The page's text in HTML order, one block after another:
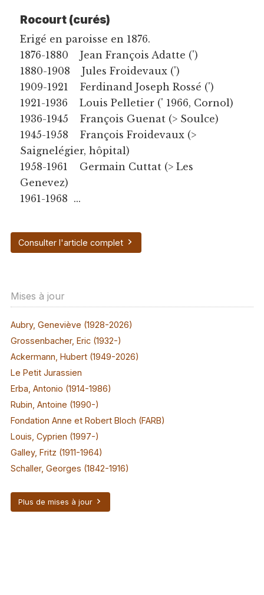
Rocourt (curés)
Erigé en paroisse en 1876.
1876-1880 Jean François Adatte (')
1880-1908 Jules Froidevaux (')
1909-1921 Ferdinand Joseph Rossé (')
1921-1936 Louis Pelletier (' 1966, Cornol)
1936-1945 François Guenat (> Soulce)
1945-1958 François Froidevaux (>
Saignelégier, hôpital)
1958-1961 Germain Cuttat (> Les
Genevez)
1961-1968 ...
Consulter l'article complet
Mises à jour
Aubry, Geneviève (1928-2026)
Grossenbacher, Eric (1932-)
Ackermann, Hubert (1949-2026)
Le Petit Jurassien
Erba, Antonio (1914-1986)
Rubin, Antoine (1990-)
Fondation Anne et Robert Bloch (FARB)
Louis, Cyprien (1997-)
Galley, Fritz (1911-1964)
Schaller, Georges (1842-1916)
Plus de mises à jour